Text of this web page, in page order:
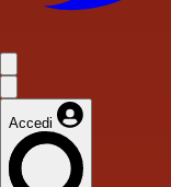
Accedi